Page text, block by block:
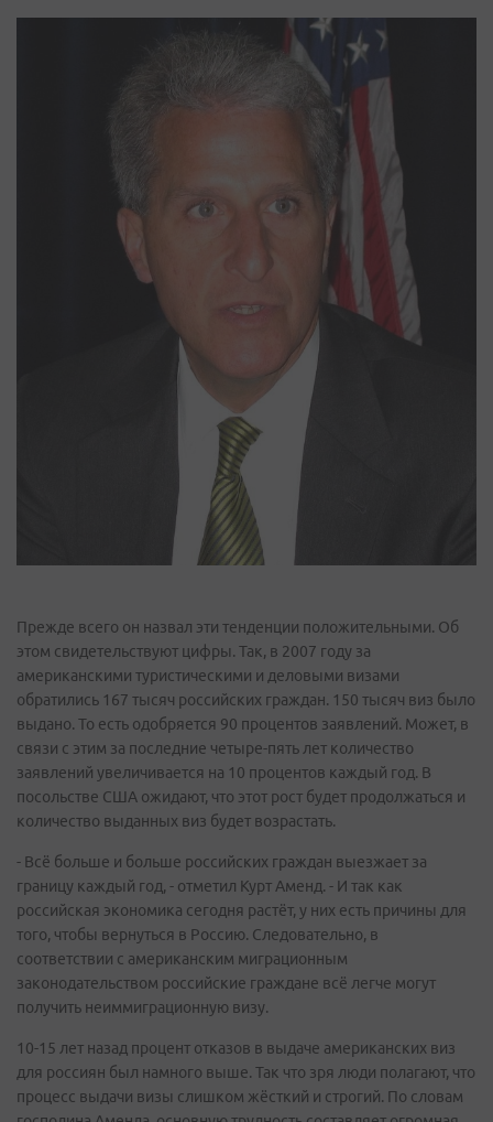
Прежде всего он назвал эти тенденции положительными. Об
этом свидетельствуют цифры. Так, в 2007 году за
американскими туристическими и деловыми визами
обратились 167 тысяч российских граждан. 150 тысяч виз было
выдано. То есть одобряется 90 процентов заявлений. Может, в
связи с этим за последние четыре-пять лет количество
заявлений увеличивается на 10 процентов каждый год. В
посольстве США ожидают, что этот рост будет продолжаться и
количество выданных виз будет возрастать.
- Всё больше и больше российских граждан выезжает за
границу каждый год, - отметил Курт Аменд. - И так как
российская экономика сегодня растёт, у них есть причины для
того, чтобы вернуться в Россию. Следовательно, в
соответствии с американским миграционным
законодательством российские граждане всё легче могут
получить неиммиграционную визу.
10-15 лет назад процент отказов в выдаче американских виз
для россиян был намного выше. Так что зря люди полагают, что
процесс выдачи визы слишком жёсткий и строгий. По словам